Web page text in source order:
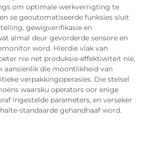
om optimale werkverrigting te
se geoutomatiseerde funksies sluit
gewigverifikasie en
almal deur gevorderde sensore en
word. Hierdie vlak van
nie net produksie-effektiwiteit nie,
aansienlik die moontlikheid van
verpakkingoperasies. Die stelsel
waarsku operators oor enige
ingestelde parameters, en verseker
standaarde gehandhaaf word.